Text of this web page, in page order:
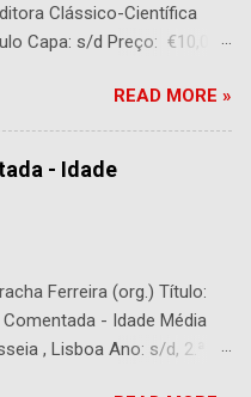
Clássico-Científica
Capa: s/d Preço: €10,00
READ MORE »
- Idade
Ferreira (org.) Título:
- Idade Média
, Lisboa Ano: s/d, 2.ª